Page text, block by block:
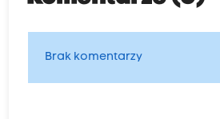
Brak komentarzy